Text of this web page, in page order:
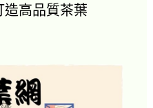
高品質茶葉